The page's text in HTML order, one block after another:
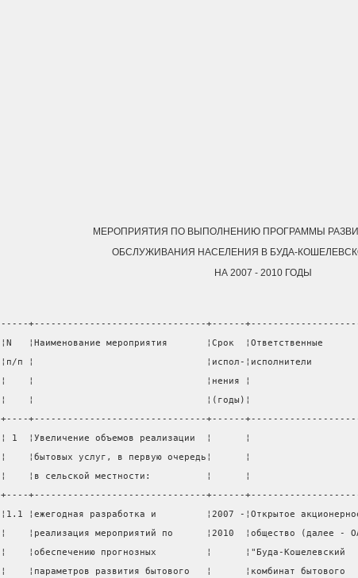
МЕРОПРИЯТИЯ ПО ВЫПОЛНЕНИЮ ПРОГРАММЫ
ОБСЛУЖИВАНИЯ НАСЕЛЕНИЯ В БУДА-
НА 2007 - 2010 ГОДЫ
-----+-------------------------------+------
¦N   ¦Наименование мероприятия       ¦Срок  ¦Ответственные
¦п/п ¦                               ¦испол-¦исполнители
¦    ¦                               ¦нения ¦
¦    ¦                               ¦(годы)¦
+----+-------------------------------+------
¦ 1  ¦Увеличение объемов реализации  ¦      ¦
¦    ¦бытовых услуг, в первую очередь¦      ¦
¦    ¦в сельской местности:          ¦      ¦
+----+-------------------------------+------
¦1.1 ¦ежегодная разработка и         ¦2007 -¦Открытое
¦    ¦реализация мероприятий по      ¦2010  ¦общество (далее -
¦    ¦обеспечению прогнозных         ¦      ¦"Буда-Кошелевский
¦    ¦параметров развития бытового   ¦      ¦комбинат бытового